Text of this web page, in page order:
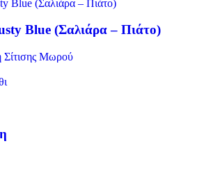
Blue (Σαλιάρα – Πιάτο)
Σίτισης Μωρού